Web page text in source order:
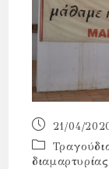
Post
published:
21/04/
Post
category:
διαμαρτυρίας